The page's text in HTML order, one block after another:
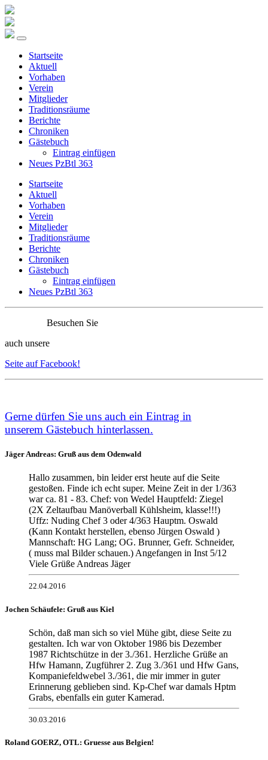
Startseite
Aktuell
Vorhaben
Verein
Mitglieder
Traditionsräume
Berichte
Chroniken
Gästebuch
Eintrag einfügen
Neues PzBtl 363
Startseite
Aktuell
Vorhaben
Verein
Mitglieder
Traditionsräume
Berichte
Chroniken
Gästebuch
Eintrag einfügen
Neues PzBtl 363
Besuchen Sie
auch unsere
Seite auf Facebook!
Gerne dürfen Sie uns auch ein Eintrag in
unserem Gästebuch hinterlassen.
Jäger Andreas: Gruß aus dem Odenwald
Hallo zusammen, bin leider erst heute auf die Seite
gestoßen. Finde ich echt super. Meine Zeit in der 1/363
war ca. 81 - 83. Chef: von Wedel Hauptfeld: Ziegel
(2X Zeltaufbau Manöverball Kühlsheim, klasse!!!)
Uffz: Nuding Chef 3 oder 4/363 Hauptm. Oswald
(Kann Kontakt herstellen, ebenso Jürgen Oswald )
Mannschaft: HG Lang; OG. Brunner, Gefr. Schneider,
( muss mal Bilder schauen.) Angefangen in Inst 5/12
Viele Grüße Andreas Jäger
22.04.2016
Jochen Schäufele: Gruß aus Kiel
Schön, daß man sich so viel Mühe gibt, diese Seite zu
gestalten. Ich war von Oktober 1986 bis Dezember
1987 Richtschütze in der 3./361. Herzliche Grüße an
Hfw Hamann, Zugführer 2. Zug 3./361 und Hfw Gans,
Kompaniefeldwebel 3./361, die mir immer in guter
Erinnerung geblieben sind. Kp-Chef war damals Hptm
Grabs, ebenfalls ein guter Kamerad.
30.03.2016
Roland GOERZ, OTL: Gruesse aus Belgien!